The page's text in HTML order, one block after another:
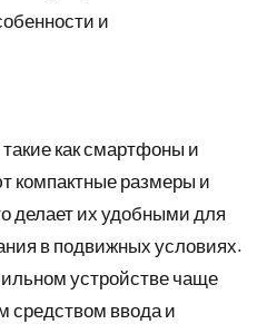
и
как смартфоны и
компактные размеры и
делает их удобными для
в подвижных условиях.
устройстве чаще
средством ввода и